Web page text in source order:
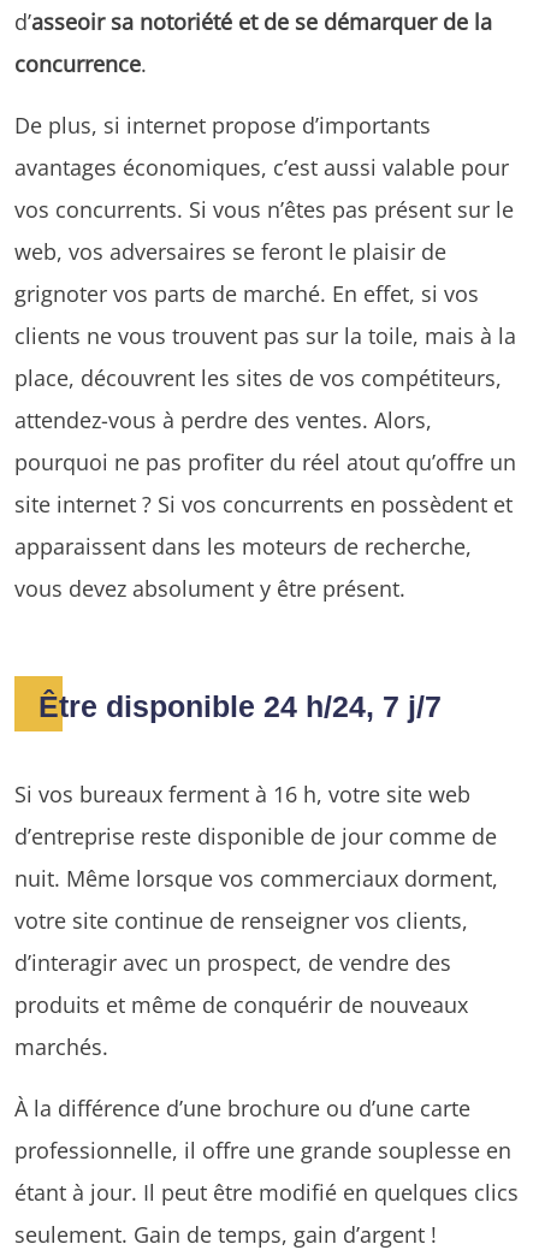
d’asseoir sa notoriété et de se démarquer de la
concurrence.
De plus, si internet propose d’importants
avantages économiques, c’est aussi valable pour
vos concurrents. Si vous n’êtes pas présent sur le
web, vos adversaires se feront le plaisir de
grignoter vos parts de marché. En effet, si vos
clients ne vous trouvent pas sur la toile, mais à la
place, découvrent les sites de vos compétiteurs,
attendez-vous à perdre des ventes. Alors,
pourquoi ne pas profiter du réel atout qu’offre un
site internet ? Si vos concurrents en possèdent et
apparaissent dans les moteurs de recherche,
vous devez absolument y être présent.
Être disponible 24 h/24, 7 j/7
Si vos bureaux ferment à 16 h, votre site web
d’entreprise reste disponible de jour comme de
nuit. Même lorsque vos commerciaux dorment,
votre site continue de renseigner vos clients,
d’interagir avec un prospect, de vendre des
produits et même de conquérir de nouveaux
marchés.
À la différence d’une brochure ou d’une carte
professionnelle, il offre une grande souplesse en
étant à jour. Il peut être modifié en quelques clics
seulement. Gain de temps, gain d’argent !